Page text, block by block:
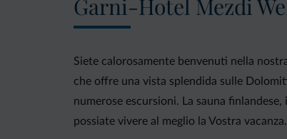
Garni-Hotel Mezdi
Siete calorosamente benvenuti nella
che offre una vista splendida sulle
numerose escursioni. La sauna
possiate vivere al meglio la Vostra vacanza.